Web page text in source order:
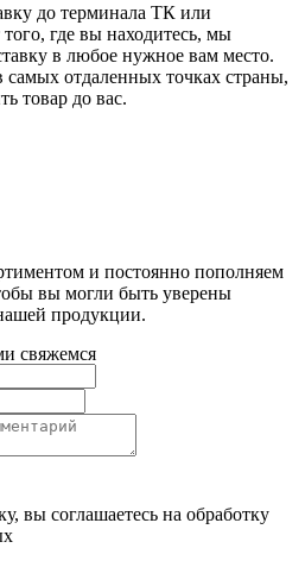
до терминала ТК или
где вы находитесь, мы
в любое нужное вам место.
самых отдаленных точках страны,
товар до вас.
и постоянно пополняем
вы могли быть уверены
продукции.
свяжемся
вы соглашаетесь на обработку